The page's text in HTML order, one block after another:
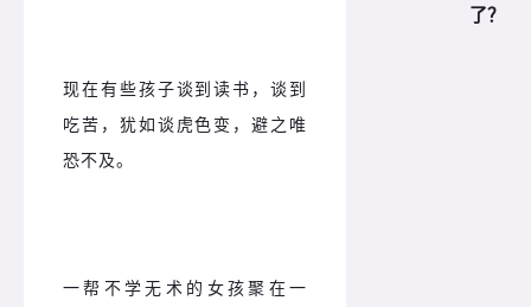
现在有些孩子谈到读书，谈到
吃苦，犹如谈虎色变，避之唯
恐不及。
一帮不学无术的女孩聚在一
了？